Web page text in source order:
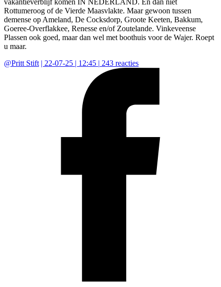
Rottumeroog of de Vierde Maasvlakte. Maar gewoon tussen
demense op Ameland, De Cocksdorp, Groote Keeten, Bakkum,
Goeree-Overflakkee, Renesse en/of Zoutelande. Vinkeveense
Plassen ook goed, maar dan wel met boothuis voor de Wajer. Roept
u maar.
@Pritt Stift | 22-07-25 | 12:45 | 243 reacties